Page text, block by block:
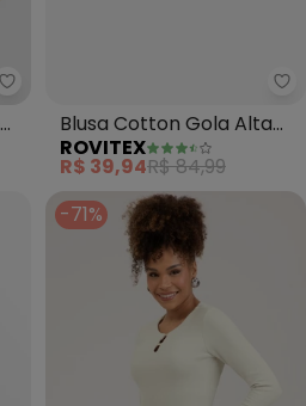
Rovitex - Blusa Manga Longa
Blusa Cotton Gola Alta
Básica (Bege)
ROVITEX
R$ 39,94R$ 84,99
-71%